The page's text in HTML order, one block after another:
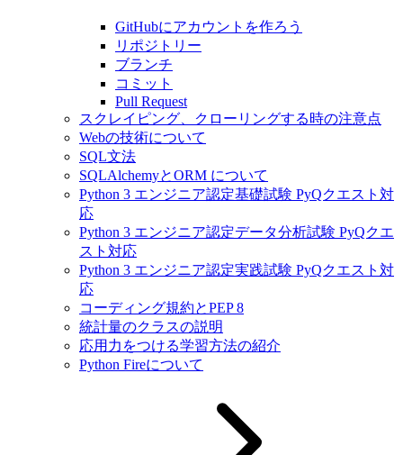
GitHubにアカウントを作ろう
リポジトリー
ブランチ
コミット
Pull Request
スクレイピング、クローリングする時の注意点
Webの技術について
SQL文法
SQLAlchemyとORM について
Python 3 エンジニア認定基礎試験 PyQクエスト対
応
Python 3 エンジニア認定データ分析試験 PyQクエ
スト対応
Python 3 エンジニア認定実践試験 PyQクエスト対
応
コーディング規約とPEP 8
統計量のクラスの説明
応用力をつける学習方法の紹介
Python Fireについて